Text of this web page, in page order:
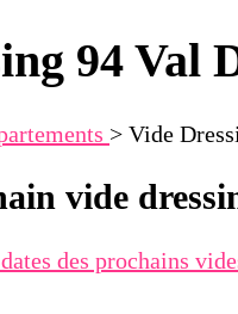
94 Val
> Vide
vide
des prochains